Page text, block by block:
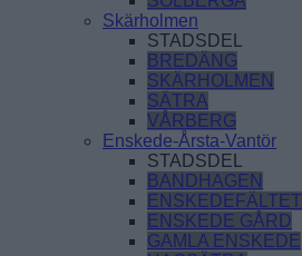
Skärholmen
STADSDEL
BREDÄNG
SKÄRHOLMEN
SÄTRA
VÅRBERG
Enskede-Årsta-Vantör
STADSDEL
BANDHAGEN
ENSKEDEFÄLTET
ENSKEDE GÅRD
GAMLA ENSKEDE